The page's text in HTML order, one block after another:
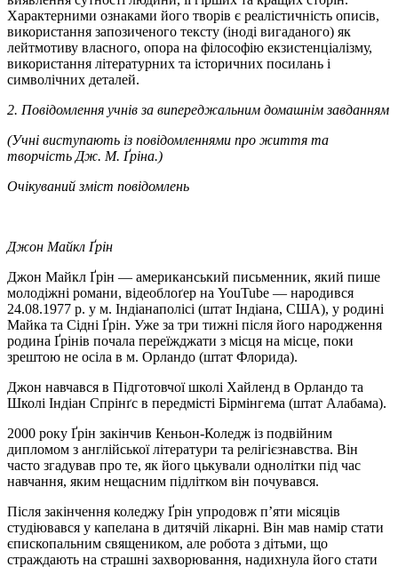
Характерними ознаками його творів є реалістичність описів,
використання запозиченого тексту (іноді вигаданого) як
лейтмотиву власного, опора на філософію екзистенціалізму,
використання літературних та історичних посилань і
символічних деталей.
2. Повідомлення учнів за випереджальним домашнім завданням
(Учні виступають із повідомленнями про життя та
творчість Дж. М. Ґріна.)
Очікуваний зміст повідомлень
Джон Майкл Ґрін
Джон Майкл Ґрін — американський письменник, який пише
молодіжні романи, відеоблоґер на YouTube — народився
24.08.1977 р. у м. Індіанаполісі (штат Індіана, США), у родині
Майка та Сідні Ґрін. Уже за три тижні після його народження
родина Ґрінів почала переїжджати з місця на місце, поки
зрештою не осіла в м. Орландо (штат Флорида).
Джон навчався в Підготовчої школі Хайленд в Орландо та
Школі Індіан Спрінґс в передмісті Бірмінгема (штат Алабама).
2000 року Ґрін закінчив Кеньон-Коледж із подвійним
дипломом з англійської літератури та релігієзнавства. Він
часто згадував про те, як його цькували однолітки під час
навчання, яким нещасним підлітком він почувався.
Після закінчення коледжу Ґрін упродовж п’яти місяців
студіювався у капелана в дитячій лікарні. Він мав намір стати
єпископальним священиком, але робота з дітьми, що
страждають на страшні захворювання, надихнула його стати